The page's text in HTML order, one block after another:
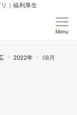
｜福利厚生
Menu
2022年 08月